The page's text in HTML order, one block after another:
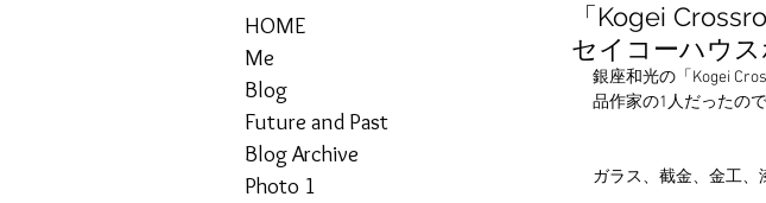
「Kogei
セイコーハウ
銀座和光の「Kogei
品作家の1人だったので
ガラス、截金、金工、
HOME
Me
Blog
Future and Past
Blog Archive
Photo 1